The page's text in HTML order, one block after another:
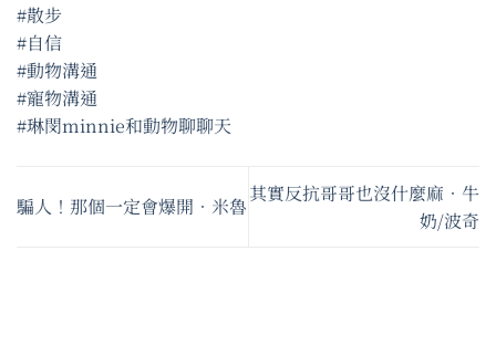
#散步
#自信
#動物溝通
#寵物溝通
#琳閔minnie和動物聊聊天
騙人！那個一定會爆開•米魯
其實反抗哥哥也沒什麼麻•牛
奶/波奇